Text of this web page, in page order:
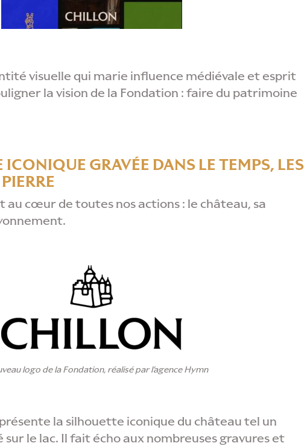
visuelle qui marie influence médiévale et esprit
la vision de la Fondation : faire du patrimoine
GRAVÉE DANS LE TEMPS, LES
au cœur de toutes nos actions : le château, sa
logo de la Fondation, réalisé par l’agence Hymn
la silhouette iconique du château tel un
sur le lac. Il fait écho aux nombreuses gravures et